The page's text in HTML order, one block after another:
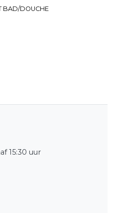
BAD/DOUCHE
15:30 uur